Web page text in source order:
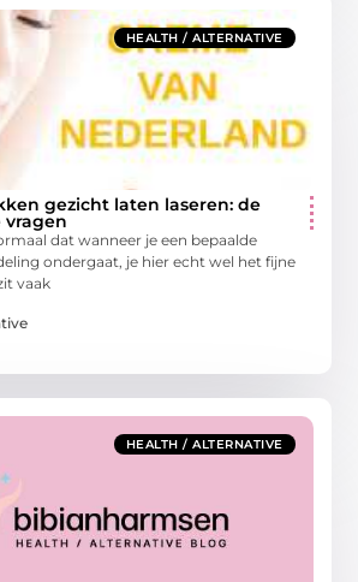
HEALTH / ALTERNATIVE
gezicht laten laseren: de
vragen
dat wanneer je een bepaalde
ondergaat, je hier echt wel het fijne
vaak
HEALTH / ALTERNATIVE